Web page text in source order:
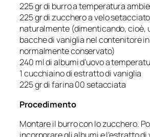
225 gr di burro a temperatura
225 gr di zucchero a velo
naturalmente (dimenticando, cioè,
bacche di vaniglia nel contenitore
normalmente conservato)
240 ml di albumi d’uovo a
1 cucchiaino di estratto di vaniglia
225 gr di farina 00 setacciata
Procedimento
Montare il burro con lo zucchero.